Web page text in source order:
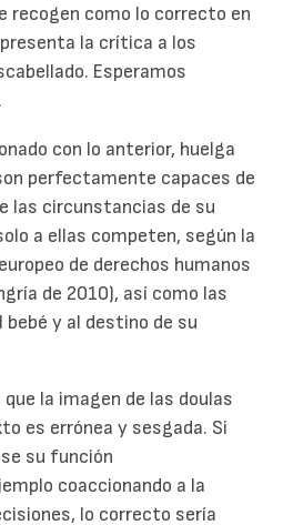
recogen como lo correcto en
la crítica a los
Esperamos
con lo anterior, huelga
perfectamente capaces de
las circunstancias de su
a ellas competen, según la
de derechos humanos
de 2010), así como las
y al destino de su
la imagen de las doulas
es errónea y sesgada. Si
su función
coaccionando a la
lo correcto sería